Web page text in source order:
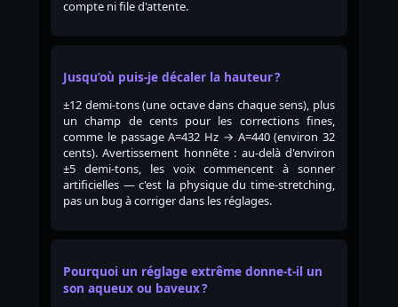
compte ni file d'attente.
Jusqu’où puis-je décaler la hauteur ?
±12 demi-tons (une octave dans chaque sens), plus
un champ de cents pour les corrections fines,
comme le passage A=432 Hz → A=440 (environ 32
cents). Avertissement honnête : au-delà d'environ
±5 demi-tons, les voix commencent à sonner
artificielles — c'est la physique du time-stretching,
pas un bug à corriger dans les réglages.
Pourquoi un réglage extrême donne-t-il un
son aqueux ou baveux ?